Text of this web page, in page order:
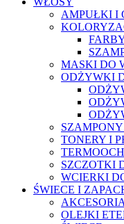
AMPUŁKI I
MASKI DO
ODŻYWKI
TONERY I
SZCZOTKI
WCIERKI
ŚWIECE I
AKCESORIA
OLEJKI